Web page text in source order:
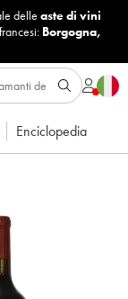
delle aste di vini
Borgogna,
Enciclopedia